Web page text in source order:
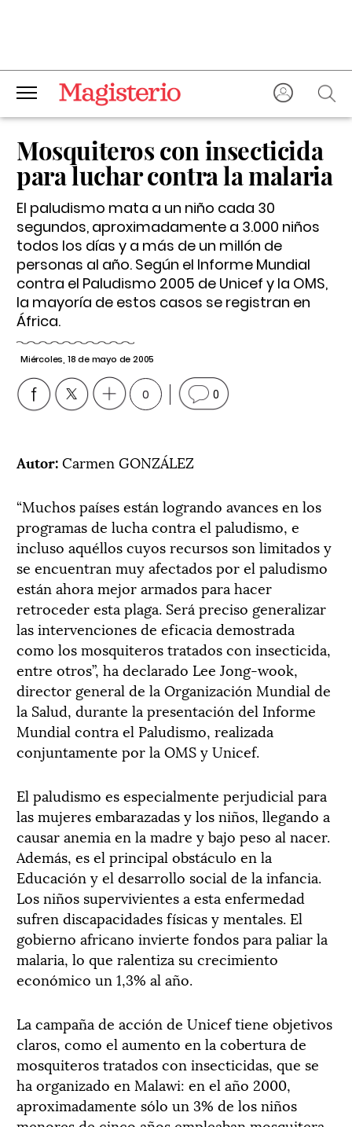
Mosquiteros con insecticida
para luchar contra la malaria
El paludismo mata a un niño cada 30
segundos, aproximadamente a 3.000 niños
todos los días y a más de un millón de
personas al año. Según el Informe Mundial
contra el Paludismo 2005 de Unicef y la OMS,
la mayoría de estos casos se registran en
África.
Miércoles, 18 de mayo de 2005
0 0
Autor:Carmen GONZÁLEZ
“Muchos países están logrando avances en los
programas de lucha contra el paludismo, e
incluso aquéllos cuyos recursos son limitados y
se encuentran muy afectados por el paludismo
están ahora mejor armados para hacer
retroceder esta plaga. Será preciso generalizar
las intervenciones de eficacia demostrada
como los mosquiteros tratados con insecticida,
entre otros”, ha declarado Lee Jong-wook,
director general de la Organización Mundial de
la Salud, durante la presentación del Informe
Mundial contra el Paludismo, realizada
conjuntamente por la OMS y Unicef.
El paludismo es especialmente perjudicial para
las mujeres embarazadas y los niños, llegando a
causar anemia en la madre y bajo peso al nacer.
Además, es el principal obstáculo en la
Educación y el desarrollo social de la infancia.
Los niños supervivientes a esta enfermedad
sufren discapacidades físicas y mentales. El
gobierno africano invierte fondos para paliar la
malaria, lo que ralentiza su crecimiento
económico un 1,3% al año.
La campaña de acción de Unicef tiene objetivos
claros, como el aumento en la cobertura de
mosquiteros tratados con insecticidas, que se
ha organizado en Malawi: en el año 2000,
aproximadamente sólo un 3% de los niños